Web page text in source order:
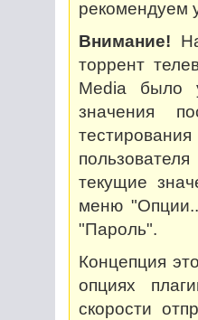
рекомендуем
Внимание!
торрент
Media было
значения
текущие
меню
"Пароль".
Концепция
опциях
скорости